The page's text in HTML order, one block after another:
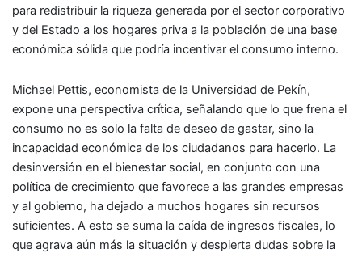
para redistribuir la riqueza generada por el sector corporativo
y del Estado a los hogares priva a la población de una base
económica sólida que podría incentivar el consumo interno.
Michael Pettis, economista de la Universidad de Pekín,
expone una perspectiva crítica, señalando que lo que frena el
consumo no es solo la falta de deseo de gastar, sino la
incapacidad económica de los ciudadanos para hacerlo. La
desinversión en el bienestar social, en conjunto con una
política de crecimiento que favorece a las grandes empresas
y al gobierno, ha dejado a muchos hogares sin recursos
suficientes. A esto se suma la caída de ingresos fiscales, lo
que agrava aún más la situación y despierta dudas sobre la